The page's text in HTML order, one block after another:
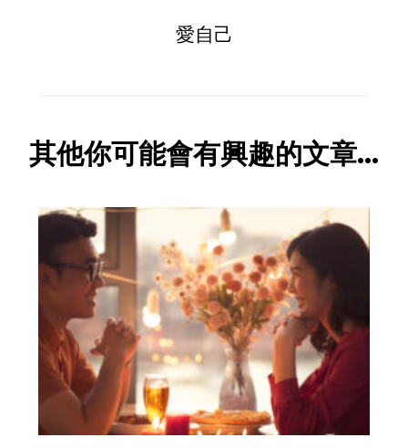
愛自己
其他你可能會有興趣的文章...